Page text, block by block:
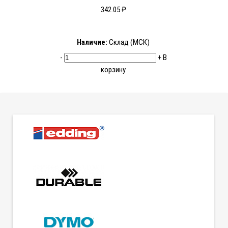
342.05 ₽
Наличие: Склад (МСК)
-
+В
корзину